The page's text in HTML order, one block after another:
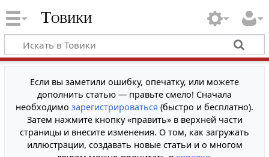
Товики
Если вы заметили ошибку, опечатку, или можете
дополнить статью — правьте смело! Сначала
необходимо зарегистрироваться (быстро и бесплатно).
Затем нажмите кнопку «править» в верхней части
страницы и внесите изменения. О том, как загружать
иллюстрации, создавать новые статьи и о многом